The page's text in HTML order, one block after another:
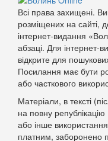
Всі права захищені.
розміщених на сайті,
інтернет-видання
абзаці. Для інтернет-
відкрите для
Посилання має бути
або часткового
Матеріали, в тексті
на повну
або інше
платним, заборонено